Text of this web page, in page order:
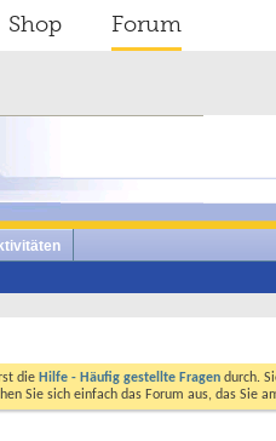
Shop Forum
die Hilfe - Häufig gestellte Fragen durch.
Sie sich einfach das Forum aus, das Sie